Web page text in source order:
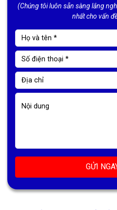
(Chúng tôi luôn sẵn sàng lắng
nhất cho vấn
GỬI